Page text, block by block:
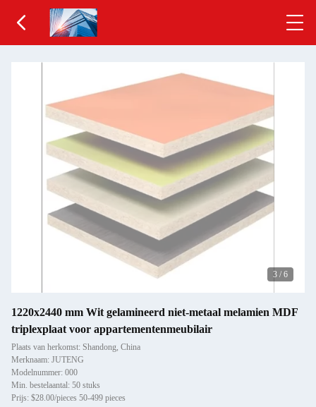
3 / 6
1220x2440 mm Wit gelamineerd niet-metaal melamien MDF
triplexplaat voor appartementenmeubilair
Plaats van herkomst: Shandong, China
Merknaam: JUTENG
Modelnummer: 000
Min. bestelaantal: 50 stuks
Prijs: $28.00/pieces 50-499 pieces